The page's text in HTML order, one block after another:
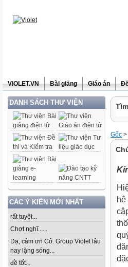
ViOLET.VN Bài giảng Giáo án
DANH SÁCH THƯ VIỆN
CÁC Ý KIẾN MỚI NHẤT
rất tuyệt...
Chợt nghĩ......
Dạ, cảm ơn Cô. Group Violet lâu
nay lặng sóng...
đề tốt...
Gốc >